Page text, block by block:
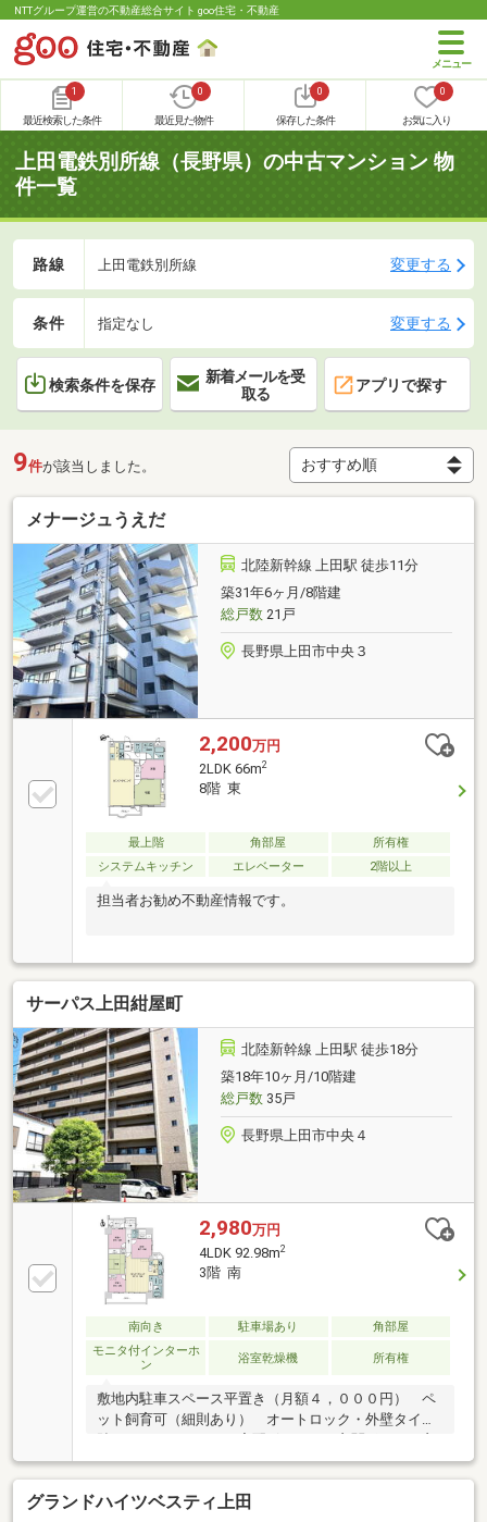
NTTグループ運営の不動産総合サイト goo住宅・不動産
1
最近検索した条件
0
最近見た物件
0
保存した条件
0
お気に入り
上田電鉄別所線（長野県）の中古マンション 物
件一覧
路線 上田電鉄別所線 変更する
条件 指定なし 変更する
検索条件を保存
新着メールを受
取る
アプリで探す
9件が該当しました。
メナージュうえだ
北陸新幹線 上田駅 徒歩11分
築31年6ヶ月/8階建
総戸数21戸
長野県上田市中央３
2,200万円
2LDK 66m2
8階 東
最上階 角部屋
所有権
システムキッチン
エレベーター 2階以上
担当者お勧め不動産情報です。
サーパス上田紺屋町
北陸新幹線 上田駅 徒歩18分
築18年10ヶ月/10階建
総戸数35戸
長野県上田市中央４
2,980万円
4LDK 92.98m2
3階 南
南向き 駐車場あり
角部屋
モニタ付インターホ
ン
浴室乾燥機 所有権
敷地内駐車スペース平置き（月額４，０００円） ペ
ット飼育可（細則あり） オートロック・外壁タイル
関に窓有 キッチンに窓有 バスルームに窓有 キッ
チンに勝手口有り（バルコニー側） 約１８．８帖の
リビングダイニングキッチン（フローリング床） リ
グランドハイツベスティ上田